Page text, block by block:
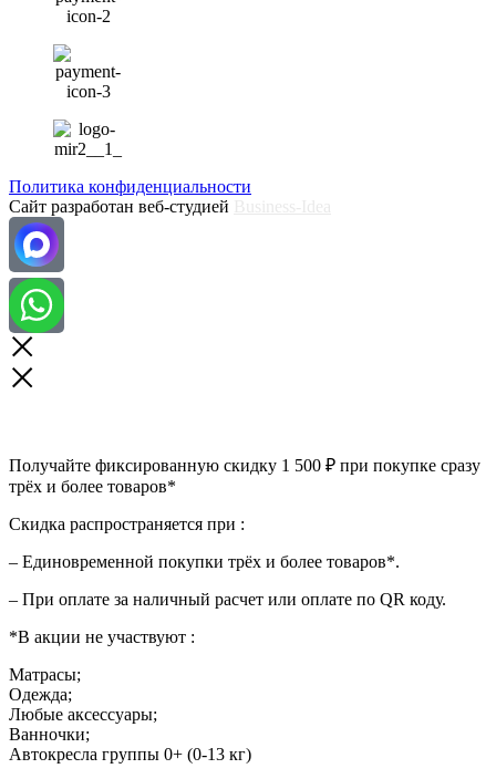
Политика конфиденциальности
Сайт разработан веб-студией
Получайте фиксированную скидку 1 500 ₽ при покупке сразу
трёх и более товаров*
Скидка распространяется при :
– Единовременной покупки трёх и более товаров*.
– При оплате за наличный расчет или оплате по QR коду.
*В акции не участвуют :
Матрасы;
Одежда;
Любые аксессуары;
Ванночки;
Автокресла группы 0+ (0-13 кг)